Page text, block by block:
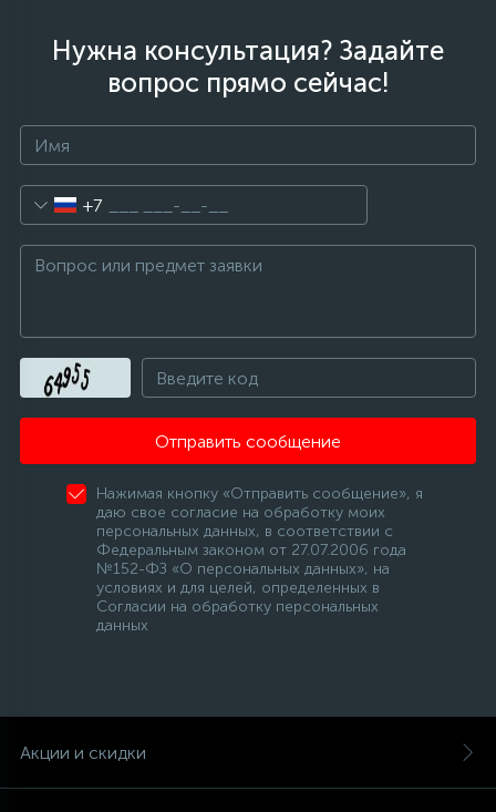
Электронные модули
Нужна консультация? Задайте
вопрос прямо сейчас!
+7
Отправить сообщение
Нажимая кнопку «Отправить сообщение», я
даю свое согласие на обработку моих
персональных данных, в соответствии с
Федеральным законом от 27.07.2006 года
№152-ФЗ «О персональных данных», на
условиях и для целей, определенных в
Согласии на обработку персональных
данных
Акции и скидки